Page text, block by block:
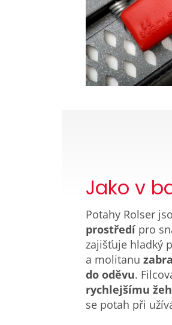
Jako v
Potahy Rolser
prostředí pro
zajišťuje hladký
a molitanu
do oděvu.
rychlejšímu
se potah při